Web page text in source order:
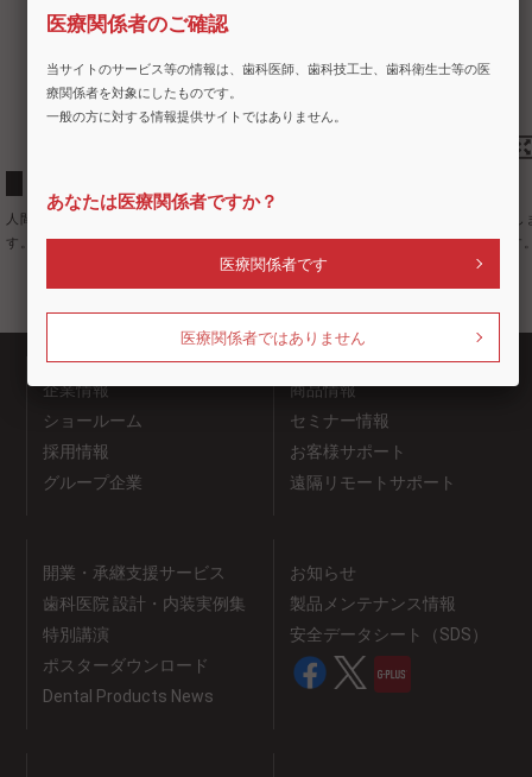
人間工学的な握りやすいデザイン。練和作業による手、腕などの疲労を軽減し
す。柔軟で強度を持った素材（ポリプロピレン）なので安定した練和が行えます
企業情報
ショールーム
採用情報
グループ企業
商品情報
セミナー情報
お客様サポート
遠隔リモートサポート
開業・承継支援サービス
歯科医院 設計・内装実例集
特別講演
ポスターダウンロード
Dental Products News
お知らせ
製品メンテナンス情報
安全データシート（SDS）
医療関係者のご確認
当サイトのサービス等の情報は、歯科医師、歯科技工士、歯科衛生士等の医
療関係者を対象にしたものです。
一般の方に対する情報提供サイトではありません。
あなたは医療関係者ですか？
医療関係者です
医療関係者ではありません